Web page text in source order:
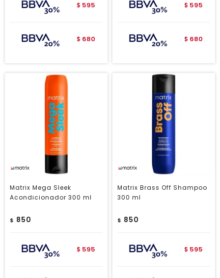
$ 595
$ 680
$ 595
$ 680
Matrix Mega Sleek
Acondicionador 300 ml
$ 850
$ 595
Matrix Brass Off Shampoo
300 ml
$ 850
$ 595